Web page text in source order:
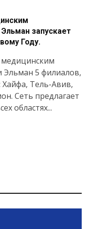
запускает
Году.
медицинским
5 филиалов,
Хайфа, Тель-Авив,
Сеть предлагает
областях...